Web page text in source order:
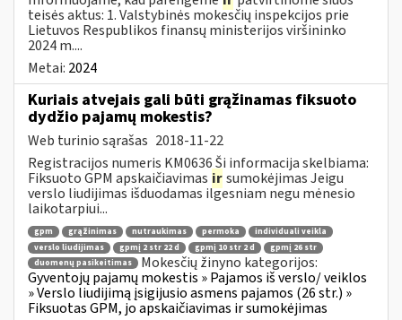
teisės aktus: 1. Valstybinės mokesčių inspekcijos prie
Lietuvos Respublikos finansų ministerijos viršininko
2024 m....
Metai: 2024
Kuriais atvejais gali būti grąžinamas fiksuoto
dydžio pajamų mokestis?
Web turinio sąrašas 2018-11-22
Registracijos numeris KM0636 Ši informacija skelbiama:
Fiksuoto GPM apskaičiavimas irsumokėjimas Jeigu
verslo liudijimas išduodamas ilgesniam negu mėnesio
laikotarpiui...
gpm grąžinimas nutraukimas permoka
individuali veikla
verslo liudijimas
gpmį 2 str 22 d gpmį 10 str 2 d
gpmį 26 str
duomenų pasikeitimas
Mokesčių žinyno kategorijos:
Gyventojų pajamų mokestis » Pajamos iš verslo/ veiklos
» Verslo liudijimą įsigijusio asmens pajamos (26 str.) »
Fiksuotas GPM, jo apskaičiavimas ir sumokėjimas